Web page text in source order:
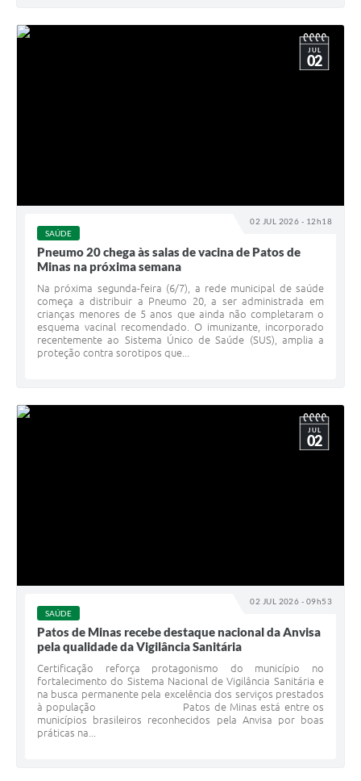
02 JUL 2026 - 12h18
JUL
02
SAÚDE
Pneumo 20 chega às salas de vacina de Patos de
Minas na próxima semana
Na próxima segunda-feira (6/7), a rede municipal de saúde
começa a distribuir a Pneumo 20, a ser administrada em
crianças menores de 5 anos que ainda não completaram o
esquema vacinal recomendado. O imunizante, incorporado
recentemente ao Sistema Único de Saúde (SUS), amplia a
proteção contra sorotipos que...
02 JUL 2026 - 09h53
JUL
02
SAÚDE
Patos de Minas recebe destaque nacional da Anvisa
pela qualidade da Vigilância Sanitária
Certificação reforça protagonismo do município no
fortalecimento do Sistema Nacional de Vigilância Sanitária e
na busca permanente pela excelência dos serviços prestados
à população Patos de Minas está entre os
municípios brasileiros reconhecidos pela Anvisa por boas
práticas na...